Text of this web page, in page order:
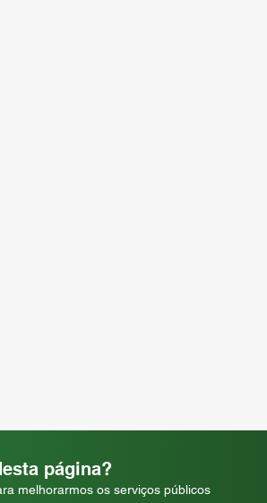
página?
melhorarmos os serviços públicos